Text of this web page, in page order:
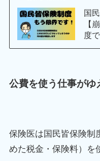
国
【
度で
公費を使う仕事がゆ
保険医は国民皆保険制
めた税金・保険料）を